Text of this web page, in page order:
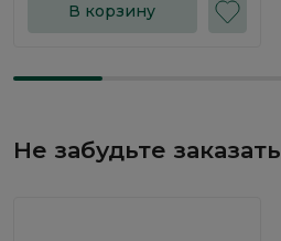
В корзину
Не забудьте заказать